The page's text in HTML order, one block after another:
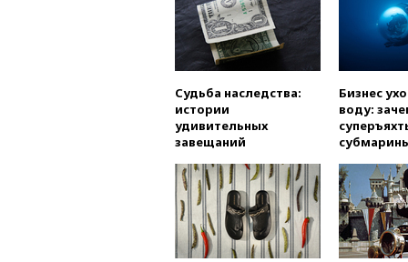
Судьба наследства:
истории
удивительных
завещаний
Бизнес
воду: